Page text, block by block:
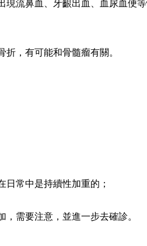
流鼻血、牙齦出血、血尿血便
，有可能和骨髓瘤有關。
常中是持續性加重的；
需要注意，並進一步去確診。